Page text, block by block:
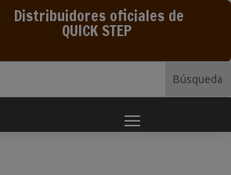
Distribuidores oficiales de
QUICK STEP